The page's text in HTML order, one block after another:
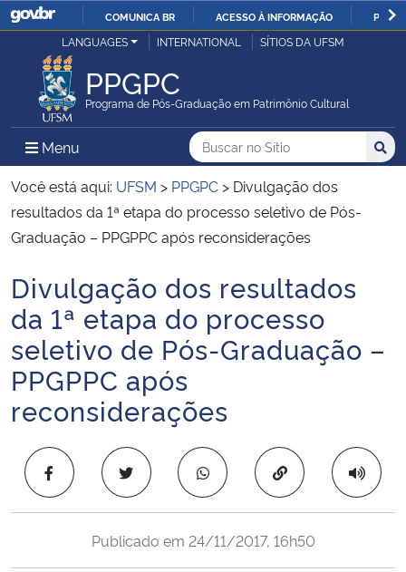
IR
COMUNICA BR ACESSO À INFORMAÇÃO
Ministério da Justiça e Segurança Pública
Ministério da Defesa
Ministério das Relações Exteriores
Ministério da Economia
Ministério da Infraestrutura
Ministério da Agricultura, Pecuária e Abastecimento
Ministério da Educação
Ministério da Cidadania
Ministério da Saúde
Ministério de Minas e Energia
Ministério da Ciência, Tecnologia, Inovações e Comunicações
LANGUAGES INTERNATIONAL SÍTIOS DA UFSM
PPGPC
Programa de Pós-Graduação em Patrimônio Cultural
Menu Menu Principal do Sítio
Busca
Buscar no no Sítio
Busca:
Você está aqui: UFSM > PPGPC > Divulgação dos
resultados da 1ª etapa do processo seletivo de Pós-
Graduação – PPGPPC após reconsiderações
Início do conteúdo
Divulgação dos resultados
da 1ª etapa do processo
seletivo de Pós-Graduação –
PPGPPC após
reconsiderações
Copiar para área
Publicado em 24/11/2017, 16h50